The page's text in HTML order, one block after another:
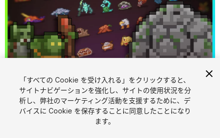
1 /9
「すべての Cookie を受け入れる」をクリックすると、
サイトナビゲーションを強化し、サイトの使用状況を分
析し、弊社のマーケティング活動を支援するために、デ
バイスに Cookie を保存することに同意したことになり
ます。